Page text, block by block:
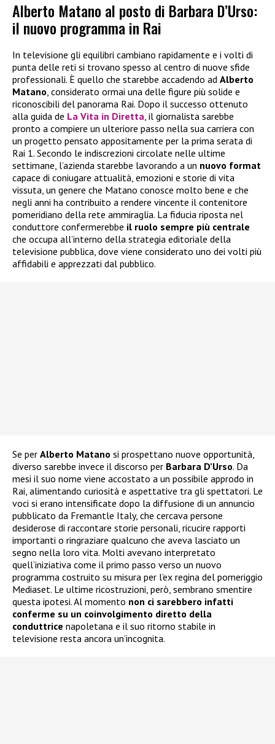
Alberto Matano al posto di Barbara D’Urso:
il nuovo programma in Rai
In televisione gli equilibri cambiano rapidamente e i volti di
punta delle reti si trovano spesso al centro di nuove sfide
professionali. È quello che starebbe accadendo ad Alberto
Matano, considerato ormai una delle figure più solide e
riconoscibili del panorama Rai. Dopo il successo ottenuto
alla guida de La Vita in Diretta, il giornalista sarebbe
pronto a compiere un ulteriore passo nella sua carriera con
un progetto pensato appositamente per la prima serata di
Rai 1. Secondo le indiscrezioni circolate nelle ultime
settimane, l’azienda starebbe lavorando a un nuovo format
capace di coniugare attualità, emozioni e storie di vita
vissuta, un genere che Matano conosce molto bene e che
negli anni ha contribuito a rendere vincente il contenitore
pomeridiano della rete ammiraglia. La fiducia riposta nel
conduttore confermerebbe il ruolo sempre più centrale
che occupa all’interno della strategia editoriale della
televisione pubblica, dove viene considerato uno dei volti più
affidabili e apprezzati dal pubblico.
Se per Alberto Matano si prospettano nuove opportunità,
diverso sarebbe invece il discorso per Barbara D’Urso. Da
mesi il suo nome viene accostato a un possibile approdo in
Rai, alimentando curiosità e aspettative tra gli spettatori. Le
voci si erano intensificate dopo la diffusione di un annuncio
pubblicato da Fremantle Italy, che cercava persone
desiderose di raccontare storie personali, ricucire rapporti
importanti o ringraziare qualcuno che aveva lasciato un
segno nella loro vita. Molti avevano interpretato
quell’iniziativa come il primo passo verso un nuovo
programma costruito su misura per l’ex regina del pomeriggio
Mediaset. Le ultime ricostruzioni, però, sembrano smentire
questa ipotesi. Al momento non ci sarebbero infatti
conferme su un coinvolgimento diretto della
conduttrice napoletana e il suo ritorno stabile in
televisione resta ancora un’incognita.